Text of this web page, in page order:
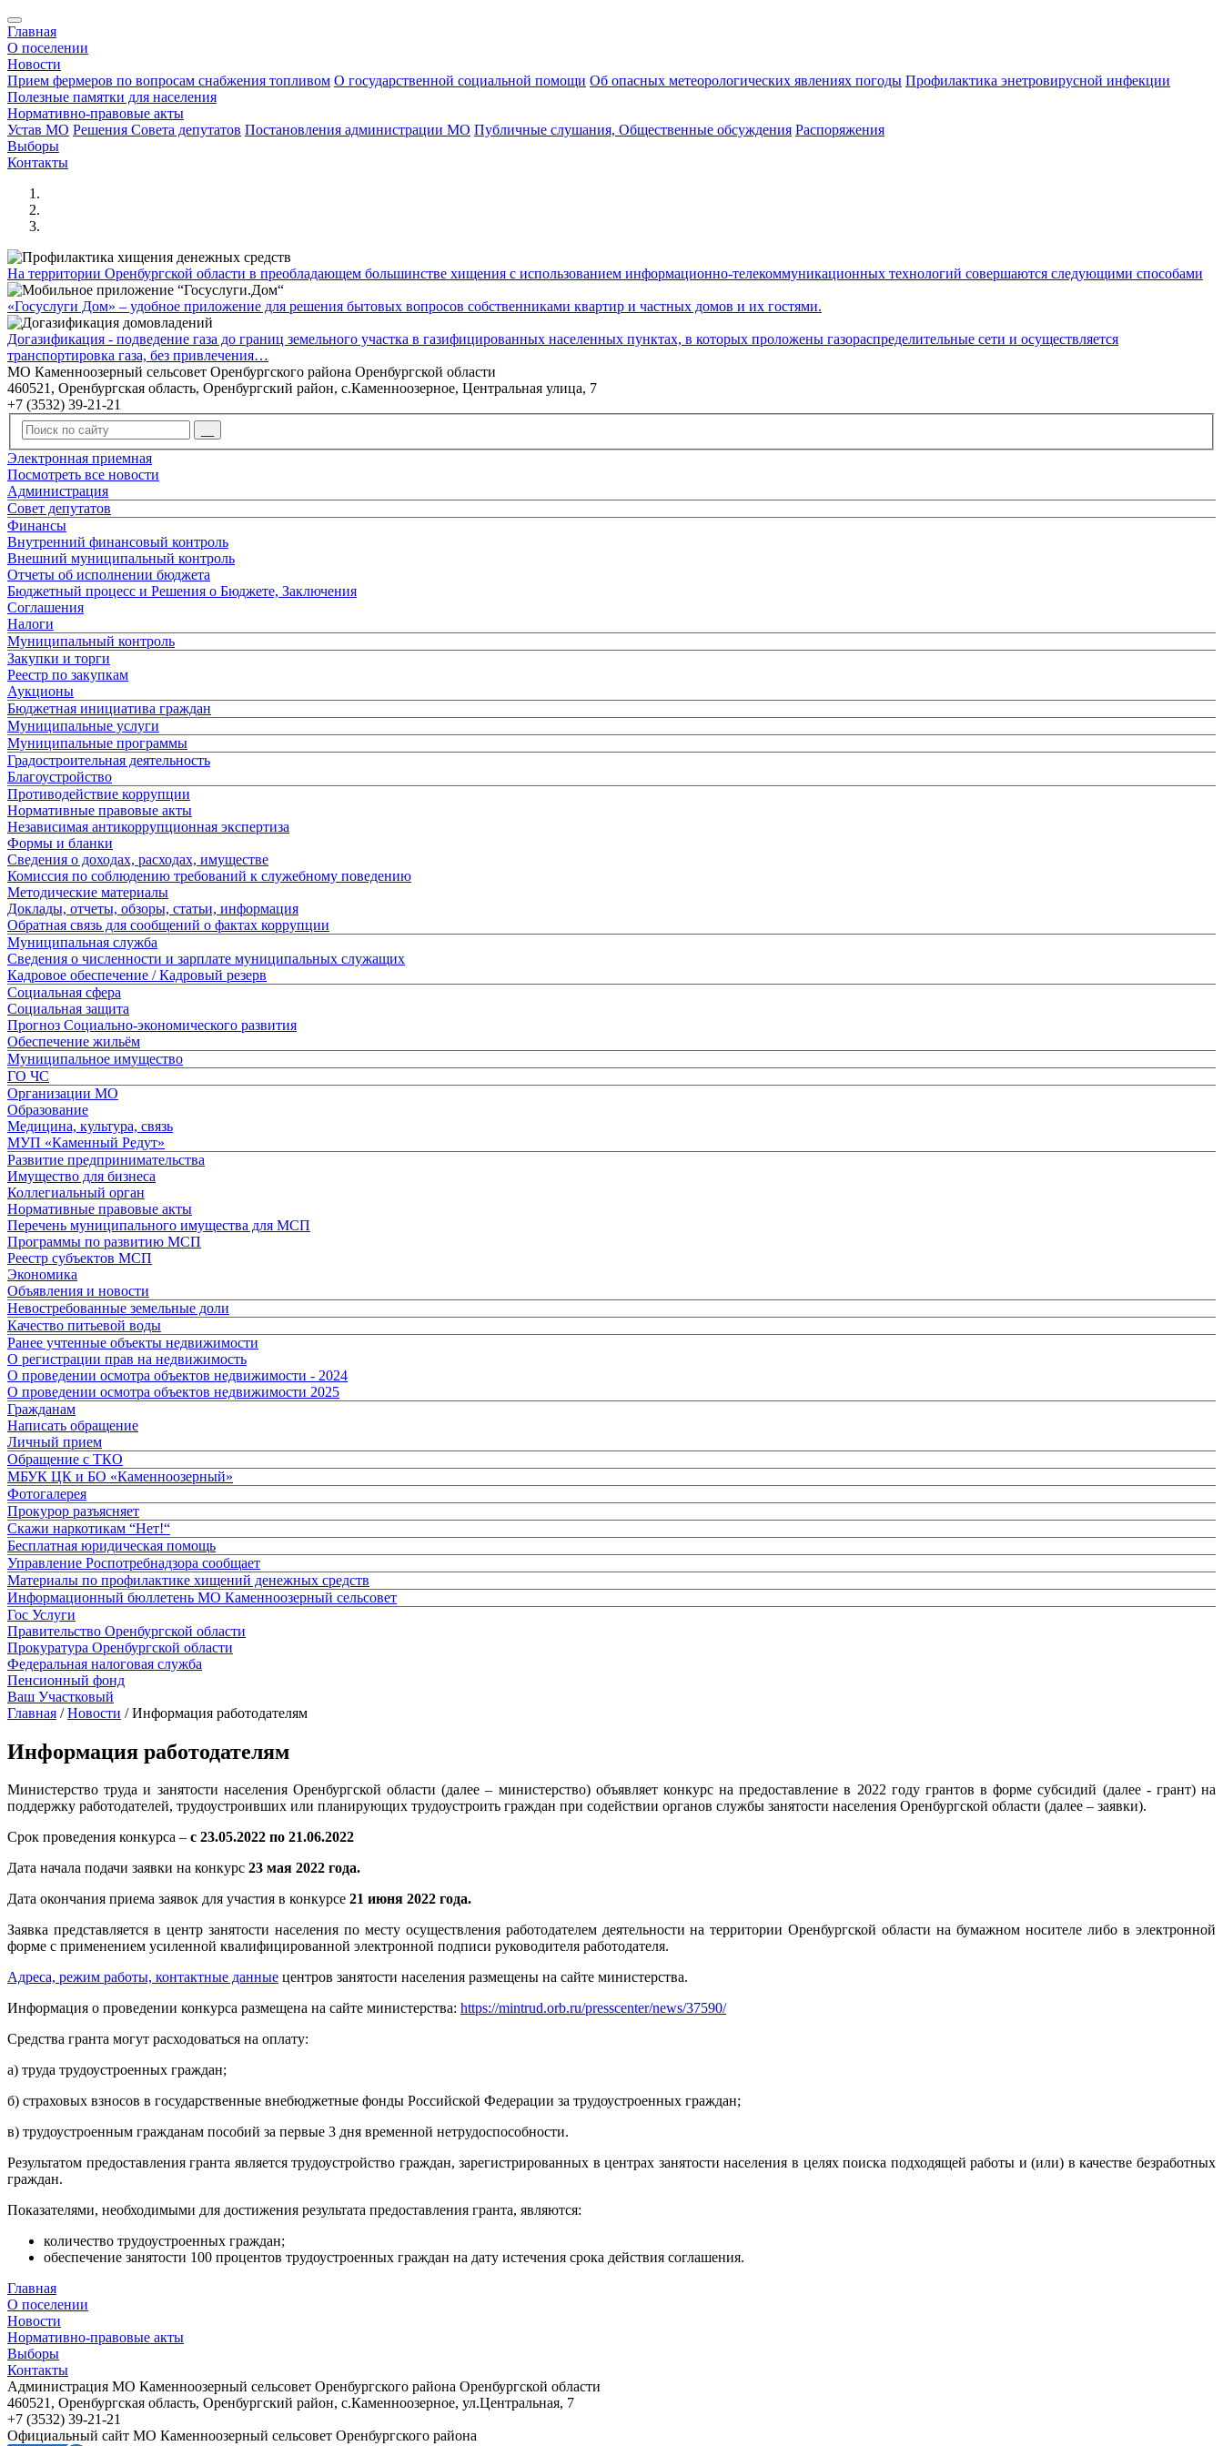
Главная
О поселении
Новости
Прием фермеров по вопросам снабжения топливом О государственной социальной помощи Об опасных метеорологических явлениях погоды Профилактика энетровирусной инфекции
Полезные памятки для населения
Нормативно-правовые акты
Устав МО Решения Совета депутатов Постановления администрации МО Публичные слушания, Общественные обсуждения Распоряжения
Выборы
Контакты
На территории Оренбургской области в преобладающем большинстве хищения с использованием информационно-телекоммуникационных технологий совершаются следующими способами
«Госуслуги Дом» – удобное приложение для решения бытовых вопросов собственниками квартир и частных домов и их гостями.
Догазификация - подведение газа до границ земельного участка в газифицированных населенных пунктах, в которых проложены газораспределительные сети и осуществляется
транспортировка газа, без привлечения…
МО Каменноозерный сельсовет Оренбургского района Оренбургской области
460521, Оренбургская область, Оренбургский район, с.Каменноозерное, Центральная улица, 7
+7 (3532) 39-21-21
Электронная приемная
Посмотреть все новости
Администрация
Совет депутатов
Финансы
Внутренний финансовый контроль
Внешний муниципальный контроль
Отчеты об исполнении бюджета
Бюджетный процесс и Решения о Бюджете, Заключения
Соглашения
Налоги
Муниципальный контроль
Закупки и торги
Реестр по закупкам
Аукционы
Бюджетная инициатива граждан
Муниципальные услуги
Муниципальные программы
Градостроительная деятельность
Благоустройство
Противодействие коррупции
Нормативные правовые акты
Независимая антикоррупционная экспертиза
Формы и бланки
Сведения о доходах, расходах, имуществе
Комиссия по соблюдению требований к служебному поведению
Методические материалы
Доклады, отчеты, обзоры, статьи, информация
Обратная связь для сообщений о фактах коррупции
Муниципальная служба
Сведения о численности и зарплате муниципальных служащих
Кадровое обеспечение / Кадровый резерв
Социальная сфера
Социальная защита
Прогноз Социально-экономического развития
Обеспечение жильём
Муниципальное имущество
ГО ЧС
Организации МО
Образование
Медицина, культура, связь
МУП «Каменный Редут»
Развитие предпринимательства
Имущество для бизнеса
Коллегиальный орган
Нормативные правовые акты
Перечень муниципального имущества для МСП
Программы по развитию МСП
Реестр субъектов МСП
Экономика
Объявления и новости
Невостребованные земельные доли
Качество питьевой воды
Ранее учтенные объекты недвижимости
О регистрации прав на недвижимость
О проведении осмотра объектов недвижимости - 2024
О проведении осмотра объектов недвижимости 2025
Гражданам
Написать обращение
Личный прием
Обращение с ТКО
МБУК ЦК и БО «Каменноозерный»
Фотогалерея
Прокурор разъясняет
Скажи наркотикам “Нет!“
Бесплатная юридическая помощь
Управление Роспотребнадзора сообщает
Материалы по профилактике хищений денежных средств
Информационный бюллетень МО Каменноозерный сельсовет
Гос Услуги
Правительство Оренбургской области
Прокуратура Оренбургской области
Федеральная налоговая служба
Пенсионный фонд
Ваш Участковый
Главная /Новости /Информация работодателям
Информация работодателям
Министерство труда и занятости населения Оренбургской области (далее – министерство) объявляет конкурс на предоставление в 2022 году грантов в форме субсидий (далее - грант) на
поддержку работодателей, трудоустроивших или планирующих трудоустроить граждан при содействии органов службы занятости населения Оренбургской области (далее – заявки).
Срок проведения конкурса – с 23.05.2022 по 21.06.2022
Дата начала подачи заявки на конкурс 23 мая 2022 года.
Дата окончания приема заявок для участия в конкурсе 21 июня 2022 года.
Заявка представляется в центр занятости населения по месту осуществления работодателем деятельности на территории Оренбургской области на бумажном носителе либо в электронной
форме с применением усиленной квалифицированной электронной подписи руководителя работодателя.
Адреса, режим работы, контактные данные центров занятости населения размещены на сайте министерства.
Информация о проведении конкурса размещена на сайте министерства: https://mintrud.orb.ru/presscenter/news/37590/
Cредства гранта могут расходоваться на оплату:
а) труда трудоустроенных граждан;
б) страховых взносов в государственные внебюджетные фонды Российской Федерации за трудоустроенных граждан;
в) трудоустроенным гражданам пособий за первые 3 дня временной нетрудоспособности.
Результатом предоставления гранта является трудоустройство граждан, зарегистрированных в центрах занятости населения в целях поиска подходящей работы и (или) в качестве безработных
граждан.
Показателями, необходимыми для достижения результата предоставления гранта, являются:
количество трудоустроенных граждан;
обеспечение занятости 100 процентов трудоустроенных граждан на дату истечения срока действия соглашения.
Главная
О поселении
Новости
Нормативно-правовые акты
Выборы
Контакты
Администрация МО Каменноозерный сельсовет Оренбургского района Оренбургской области
460521, Оренбургская область, Оренбургский район, с.Каменноозерное, ул.Центральная, 7
+7 (3532) 39-21-21
Официальный сайт МО Каменноозерный сельсовет Оренбургского района